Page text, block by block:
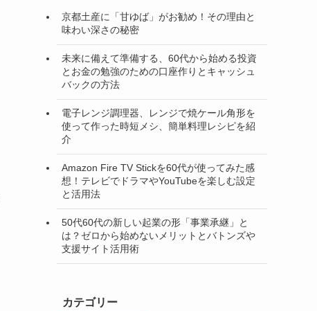
京都土産に「甘ゆば」がお勧め！その理由と
味わい深さの秘密
未来に備えて準備する、60代から始める投資
とお金の勉強のための口座作りとキャッシュ
バックの方法
電子レンジ調理器、レンジで焼ケール角形を
使って作った時短メシ、簡単料理レシピを紹
介
Amazon Fire TV Stickを60代が使ってみた感
想！テレビでドラマやYouTubeを楽しむ設定
と活用法
50代60代の新しい起業の形「事業承継」と
は？ゼロから始めないメリットとバトンズや
支援サイト活用術
カテゴリー